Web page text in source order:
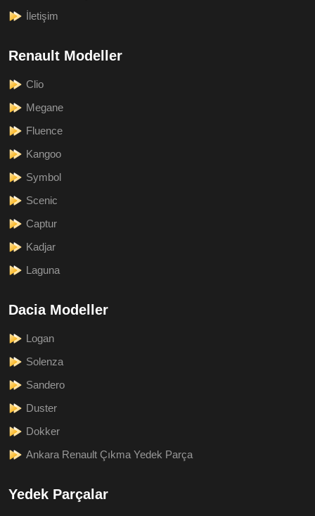
İletişim
Renault Modeller
Clio
Megane
Fluence
Kangoo
Symbol
Scenic
Captur
Kadjar
Laguna
Dacia Modeller
Logan
Solenza
Sandero
Duster
Dokker
Ankara Renault Çıkma Yedek Parça
Yedek Parçalar